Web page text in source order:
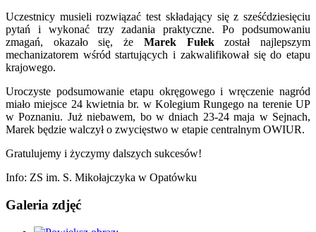
Uczestnicy musieli rozwiązać test składający się z sześćdziesięciu
pytań i wykonać trzy zadania praktyczne. Po podsumowaniu
zmagań, okazało się, że Marek Fułekzostał najlepszym
mechanizatorem wśród startujących i zakwalifikował się do etapu
krajowego.
Uroczyste podsumowanie etapu okręgowego i wręczenie nagród
miało miejsce 24 kwietnia br. w Kolegium Rungego na terenie UP
w Poznaniu. Już niebawem, bo w dniach 23-24 maja w Sejnach,
Marek będzie walczył o zwycięstwo w etapie centralnym OWIUR.
Gratulujemy i życzymy dalszych sukcesów!
Info: ZS im. S. Mikołajczyka w Opatówku
Galeria zdjęć